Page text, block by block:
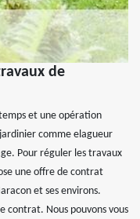
de
et une opération
comme elagueur
Pour réguler les travaux
une offre de contrat
et ses environs.
contrat. Nous pouvons vous